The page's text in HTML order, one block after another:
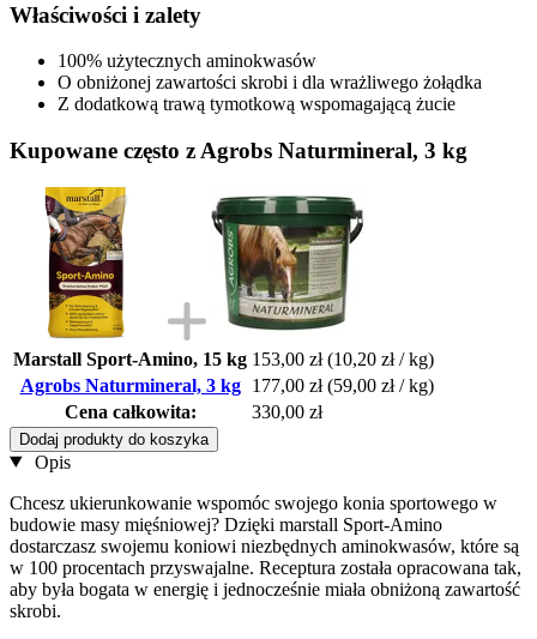
Właściwości i zalety
100% użytecznych aminokwasów
O obniżonej zawartości skrobi i dla wrażliwego żołądka
Z dodatkową trawą tymotkową wspomagającą żucie
Kupowane często z Agrobs Naturmineral, 3 kg
Marstall Sport-Amino, 15 kg 153,00 zł (10,20 zł / kg)
Agrobs Naturmineral, 3 kg
177,00 zł (59,00 zł / kg)
Cena całkowita:
330,00 zł
Dodaj produkty do koszyka
Opis
Chcesz ukierunkowanie wspomóc swojego konia sportowego w
budowie masy mięśniowej? Dzięki marstall Sport-Amino
dostarczasz swojemu koniowi niezbędnych aminokwasów, które są
w 100 procentach przyswajalne. Receptura została opracowana tak,
aby była bogata w energię i jednocześnie miała obniżoną zawartość
skrobi.